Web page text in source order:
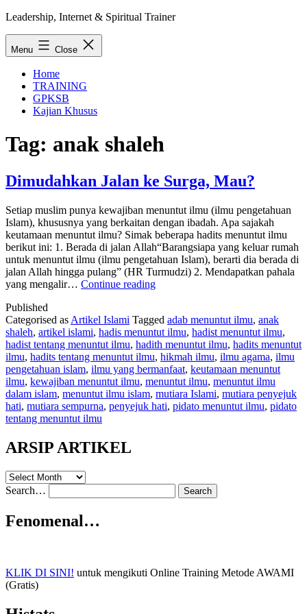
Skip
Leadership, Internet & Spiritual Trainer
Menu Close
Home
TRAINING
GPKSB
Kajian Khusus
Tag: anak shaleh
Dimudahkan Jalan ke Surga, Mau?
Setiap muslim punya kewajiban menuntut ilmu (ilmu pengetahuan
Islam), khususnya yang berkaitan dengan ibadah. Apa sajakah
keutamaan menuntut ilmu? Simak beberapa hadits menuntut ilmu
berikut ini: 1. Berada di jalan Allah“Barangsiapa yang keluar rumah
untuk menuntut ilmu (ilmu pengetahuan Islam), berarti dia berada di
jalan Allah hingga pulang” (HR Turmudzi) 2. Mendapatkan pahala
yang mengalir… Continue readingDimudahkan
Surga,
Mau?
Published
Categorised as Artikel Islami Tagged adab menuntut ilmu, anak
shaleh, artikel islami, hadis menuntut ilmu, hadist menuntut ilmu,
hadist tentang menuntut ilmu, hadith menuntut ilmu, hadits menuntut
ilmu, hadits tentang menuntut ilmu, hikmah ilmu, ilmu agama, ilmu
pengetahuan islam, ilmu yang bermanfaat, keutamaan menuntut
ilmu, kewajiban menuntut ilmu, menuntut ilmu, menuntut ilmu
dalam islam, menuntut ilmu islam, mutiara Islami, mutiara penyejuk
hati, mutiara sempurna, penyejuk hati, pidato menuntut ilmu, pidato
tentang menuntut ilmu
ARSIP ARTIKEL
ARSIP
ARTIKEL
Search…
Fenomenal…
KLIK DI SINI! untuk mengikuti Online Training Metode AWAMI
(Gratis)